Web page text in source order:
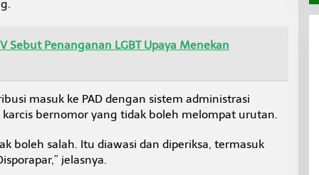
Sebut Penanganan LGBT Upaya Menekan
masuk ke PAD dengan sistem administrasi
bernomor yang tidak boleh melompat urutan.
boleh salah. Itu diawasi dan diperiksa, termasuk
jelasnya.